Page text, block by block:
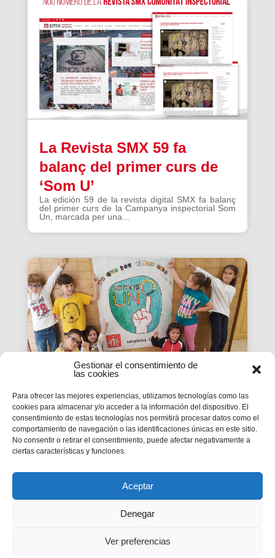
Gestionar el consentimiento de
las cookies
Para ofrecer las mejores experiencias, utilizamos tecnologías como las
cookies para almacenar y/o acceder a la información del dispositivo. El
consentimiento de estas tecnologías nos permitirá procesar datos como el
comportamiento de navegación o las identificaciones únicas en este sitio.
No consentir o retirar el consentimiento, puede afectar negativamente a
ciertas características y funciones.
Aceptar
Denegar
Ver preferencias
La Revista SMX 59 fa
balanç del primer curs de
‘Som U’
La edición 59 de la revista digital SMX fa balanç
del primer curs de la Campanya inspectorial Som
Un, marcada per una...
La Revista SMX 59 hace
balance del primer curso de
'Somos Uno'
balance del primer curso de la Campaña
inspectorial Somos Uno, marcada...